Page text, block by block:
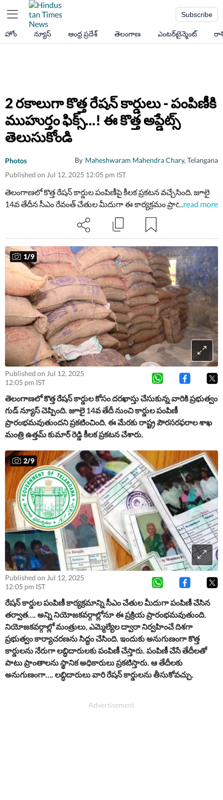
Subscribe
హోం న్యూస్ ఆంధ్ర ప్రదేశ్ తెలంగాణ ఎంటర్‌టైన్మెంట్
2 రకాలుగా కొత్త రేషన్ ​కార్డులు - పంపిణీకి
ముహుర్తం ఫిక్స్...! ఈ కొత్త అప్డేట్స్
తెలుసుకోండి
Photos By Maheshwaram Mahendra Chary, Telangana
Published on Jul 12, 2025 12:05 pm IST
తెలంగాణలో కొత్త రేషన్ కార్డుల పంపిణీపై కీలక ప్రకటన వచ్చేసింది. జూలై
14వ తేదీన సీఎం రేవంత్ చేతుల మీదుగా ఈ కార్యక్రమం ప్రారంభం
కానుంది. ఈ మేరకు రాష్ట్ర పౌరసరఫరాల శాఖ మంత్రి ఉత్తమ్ కుమార్ రెడ్డి
ప్రకటించారు. 2 రకాల కార్డులను పంపిణీ చేయనున్నట్లు తెలిపారు.
ముఖ్యమైన వివరాలను తెలుసుకోండి….
...read more
1/9
Published on Jul 12, 2025
12:05 pm IST
తెలంగాణలో కొత్త రేషన్ కార్డుల కోసం దరఖాస్తు చేసుకున్న వారికి ప్రభుత్వం
గుడ్ న్యూస్ చెప్పింది. జూలై 14వ తేదీ నుంచి కార్డుల పంపిణీ
ప్రారంభమవుతుందని ప్రకటించింది. ఈ మేరకు రాష్ట్ర పౌరసరఫరాల శాఖ
మంత్రి ఉత్తమ్ కుమార్ రెడ్డి కీలక ప్రకటన చేశారు.
2/9
Published on Jul 12, 2025
12:05 pm IST
రేషన్ కార్డుల పంపిణీ కార్యక్రమాన్ని సీఎం చేతుల మీదుగా పంపిణీ చేసిన
తర్వాత…. అన్ని నియోజకవర్గాల్లోనూ ఈ ప్రక్రియ ప్రారంభమవుతుంది.
నియోజకవర్గాల్లో మంత్రులు, ఎమ్మెల్యేల ద్వారా నిర్వహించే దిశగా
ప్రభుత్వం కార్యాచరణను సిద్ధం చేసింది. ఇందుకు అనుగుణంగా కొత్త
కార్డులను నేరుగా లబ్ధిదారులకు పంపిణీ చేస్తారు. పంపిణీ చేసే తేదీలతో
పాటు ప్రాంతాలను స్థానిక అధికారులు ప్రకటిస్తారు. ఆ తేదీలకు
అనుగుణంగా…. లబ్ధిదారులు వారి రేషన్ కార్డులను తీసుకోవచ్చు.